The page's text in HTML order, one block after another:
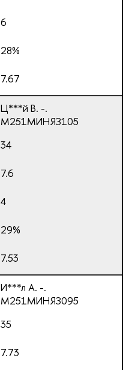
6
28%
7.67
Ц***й В. -.
М251МИНЯЗ105
34
7.6
4
29%
7.53
И***л А. -.
М251МИНЯЗ095
35
7.73